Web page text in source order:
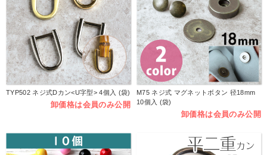
TYP502 ネジ式Dカン<U字型> 4個入 (袋)
卸価格は会員のみ公開
M75 ネジ式 マグネットボタン 径18mm
10個入 (袋)
卸価格は会員のみ公開